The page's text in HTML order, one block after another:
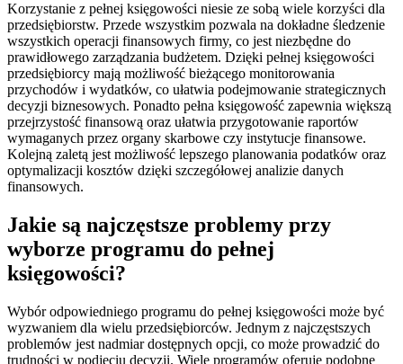
Korzystanie z pełnej księgowości niesie ze sobą wiele korzyści dla
przedsiębiorstw. Przede wszystkim pozwala na dokładne śledzenie
wszystkich operacji finansowych firmy, co jest niezbędne do
prawidłowego zarządzania budżetem. Dzięki pełnej księgowości
przedsiębiorcy mają możliwość bieżącego monitorowania
przychodów i wydatków, co ułatwia podejmowanie strategicznych
decyzji biznesowych. Ponadto pełna księgowość zapewnia większą
przejrzystość finansową oraz ułatwia przygotowanie raportów
wymaganych przez organy skarbowe czy instytucje finansowe.
Kolejną zaletą jest możliwość lepszego planowania podatków oraz
optymalizacji kosztów dzięki szczegółowej analizie danych
finansowych.
Jakie są najczęstsze problemy przy
wyborze programu do pełnej
księgowości?
Wybór odpowiedniego programu do pełnej księgowości może być
wyzwaniem dla wielu przedsiębiorców. Jednym z najczęstszych
problemów jest nadmiar dostępnych opcji, co może prowadzić do
trudności w podjęciu decyzji. Wiele programów oferuje podobne